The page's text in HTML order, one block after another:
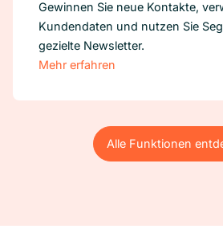
Gewinnen Sie neue Kontakte,
Kundendaten und nutzen Sie
gezielte Newsletter.
Mehr erfahren
Alle Funktionen
Alle Funktionen